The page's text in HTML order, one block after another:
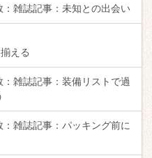
雑誌記事： 未知との出会い
える
雑誌記事： 装備リストで過
雑誌記事： パッキング前に